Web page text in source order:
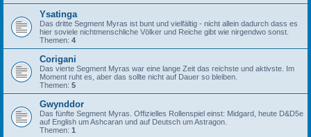
Ysatinga
Das dritte Segment Myras ist bunt und vielfältig - nicht allein dadurch dass es
hier soviele nichtmenschliche Völker und Reiche gibt wie nirgendwo sonst.
Themen: 4
Corigani
Das vierte Segment Myras war eine lange Zeit das reichste und aktivste. Im
Moment ruht es, aber das sollte nicht auf Dauer so bleiben.
Themen: 5
Gwynddor
Das fünfte Segment Myras. Offizielles Rollenspiel einst: Midgard, heute D&D5e
auf English um Ashcaran und auf Deutsch um Astragon.
Themen: 1